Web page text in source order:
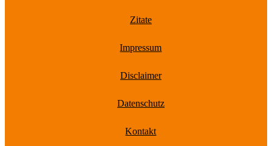
Zitate
Impressum
Disclaimer
Datenschutz
Kontakt